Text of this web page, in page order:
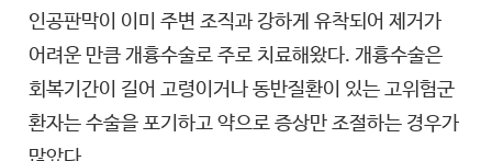
인공판막이 이미 주변 조직과 강하게 유착되어 제거가
어려운 만큼 개흉수술로 주로 치료해왔다. 개흉수술은
회복기간이 길어 고령이거나 동반질환이 있는 고위험군
환자는 수술을 포기하고 약으로 증상만 조절하는 경우가